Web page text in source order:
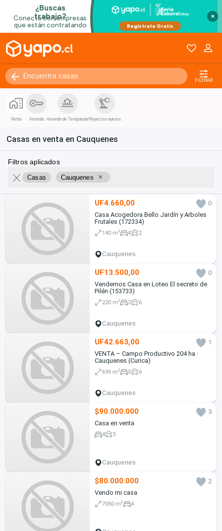
×
FILTRAR
Venta Arriendo Arriendo de Temporada Proyectos nuevos
Casas en venta en Cauquenes
Filtros aplicados
Casas Cauquenes ×
UF4.660,00
0
Casa Acogedora Bello Jardín y Arboles
Frutales (172334)
140 m2 4 2
Cauquenes
UF13.500,00
0
Vendemos Casa en Loteo El secreto de
Pilén (153733)
220 m2 3 6
Cauquenes
UF42.663,00
1
VENTA – Campo Productivo 204 ha ·
Cauquenes (Curica)
695 m2 5 6
Cauquenes
$90.000.000
3
Casa en venta
4 3
Cauquenes
$80.000.000
2
Vendo mi casa
7050 m2 4